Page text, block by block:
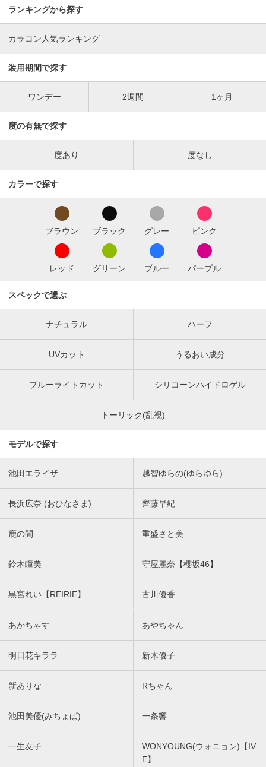
ランキングから探す
カラコン人気ランキング
装用期間で探す
ワンデー 2週間 1ヶ月
度の有無で探す
度あり 度なし
カラーで探す
ブラウン ブラック グレー ピンク
レッド グリーン ブルー パープル
スペックで選ぶ
ナチュラル ハーフ
UVカット うるおい成分
ブルーライトカット シリコーンハイドロゲル
トーリック(乱視)
モデルで探す
池田エライザ 越智ゆらの(ゆらゆら)
長浜広奈 (おひなさま) 齊藤早紀
鹿の間 重盛さと美
鈴木瞳美 守屋麗奈【櫻坂46】
黒宮れい【REIRIE】 古川優香
あかちゃす あやちゃん
明日花キララ 新木優子
新ありな Rちゃん
池田美優(みちょぱ) 一条響
一生友子
WONYOUNG(ウォニョン)【IV
E】